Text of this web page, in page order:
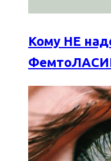
Кому НЕ